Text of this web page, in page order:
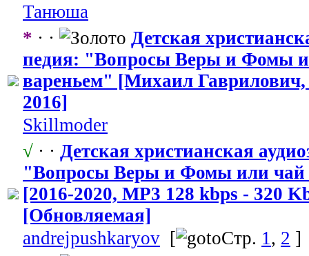
Танюша
* · ·
Детская
педия: "Вопросы Веры и Фомы
вареньем" [Михаил
2016]
Skillmoder
√ · · Детская христианская
"Вопросы Веры и Фомы или чай
[2016-2020, MP3 128 kbps - 320
[Обновляемая]
andrejpushka​ryov [ Стр. 1 , 2 ]